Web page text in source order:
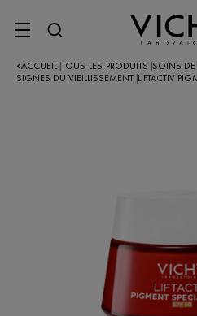
SITE MENU
ACCUEIL TOUS-LES-PRODUITS SOINS DE
SIGNES DU VIEILLISSEMENT LIFTACTIV